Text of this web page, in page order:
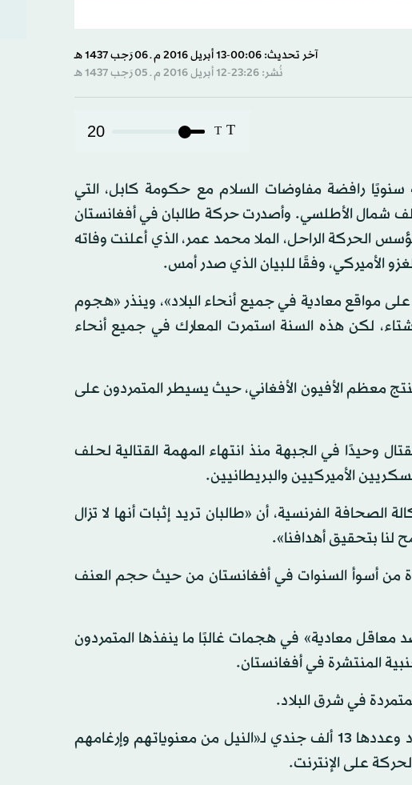
آخر تحديث: 00:06-13 أبريل 2016 م ـ 06 رَجب 1437 هـ
نُشر: 23:26-12 أبريل 2016 م ـ 05 رَجب 1437 هـ
T
T
20
سنويًا رافضة مفاوضات السلام مع حكومة كابل، التي
شمال الأطلسي. وأصدرت حركة طالبان في أفغانستان
الحركة الراحل، الملا محمد عمر، الذي أعلنت وفاته
مواقع معادية في جميع أنحاء البلاد»، وينذر «هجوم
لكن هذه السنة استمرت المعارك في جميع أنحاء
معظم الأفيون الأفغاني، حيث يسيطر المتمردون على
وحيدًا في الجبهة منذ انتهاء المهمة القتالية لحلف
الفرنسية، أن «طالبان تريد إثبات أنها لا تزال
من أسوأ السنوات في أفغانستان من حيث حجم العنف
معادية» في هجمات غالبًا ما ينفذها المتمردون
المنتشرة في أفغانستان.
غير أن طالبان تعتزم أيضًا مهاجمة القوات الأطلسية المتبقية في البلاد وعددها 13 ألف جندي لـ«النيل من معنوياتهم وإرغامهم
على الإنترنت.